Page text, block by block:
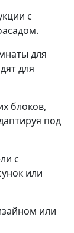
с
для
для
блоков,
под
с
или
или